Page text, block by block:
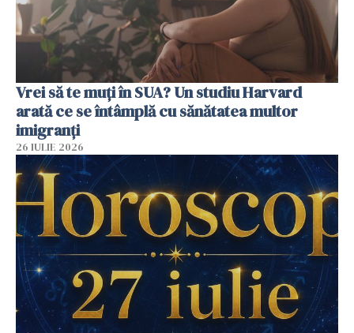
Vrei să te muți în SUA? Un studiu Harvard
arată ce se întâmplă cu sănătatea multor
imigranți
26 IULIE 2026